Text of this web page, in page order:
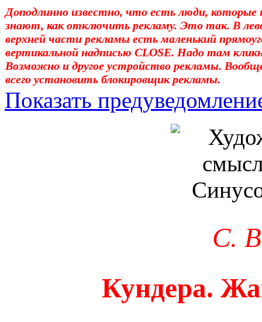
Доподлинно известно, что есть люди, которые
знают, как отключить рекламу. Это так. В
верхней части рекламы есть маленький
вертикальной надписью CLOSE. Надо там
Возможно и другое устройство рекламы.
всего установить блокировщик рекламы.
Показать
Уважаемые! Умоляю: не
отошли от суеты. – Перед
трудным чтением. И ещё:
достаточно, чтоб
медленно перечитать,
много лет пользовался
«подсознательный» в
С.
Кундера.